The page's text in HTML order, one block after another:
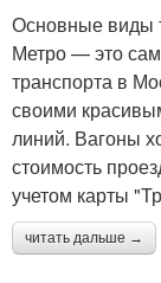
Основные виды
Метро — это
транспорта в
своими
линий. Вагоны
стоимость
учетом карты
читать дальше →